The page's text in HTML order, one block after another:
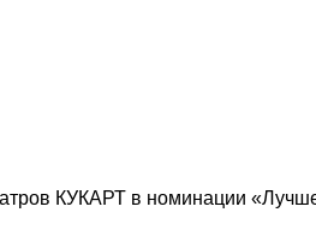
КУКАРТ в номинации